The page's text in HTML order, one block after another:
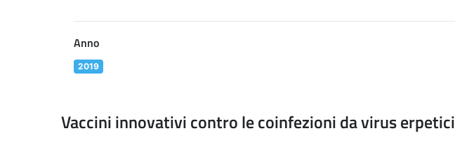
Anno
2019
Vaccini innovativi contro le coinfezioni da virus erpetici